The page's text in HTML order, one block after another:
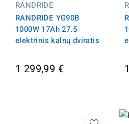
RANDRIDE
RANDRIDE YG90B
1000W 17Ah 27.5
elektrinis kalnų dviratis
1 299,99 €